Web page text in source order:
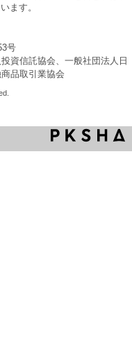
ます。
号
資信託協会、一般社団法人日
品取引業協会